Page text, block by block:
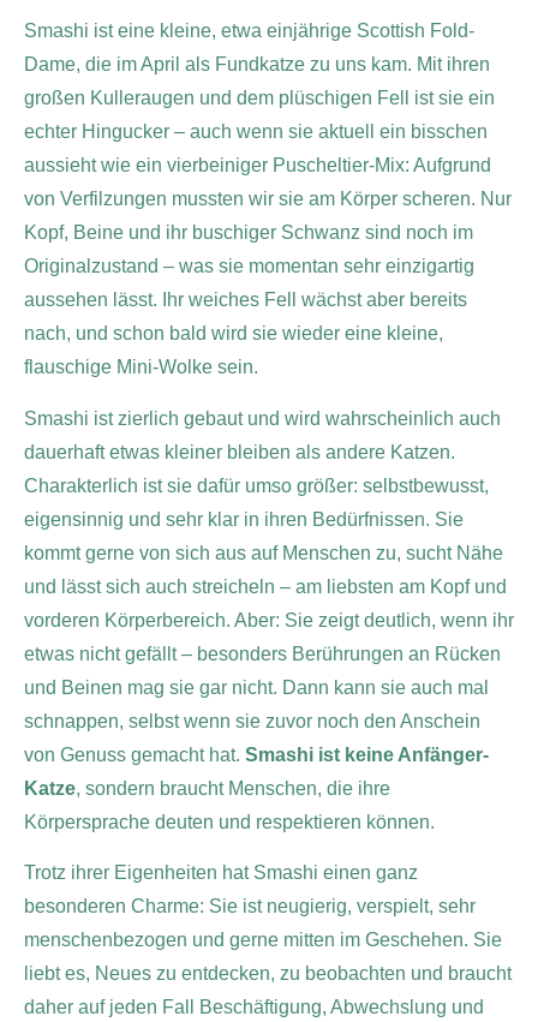
Smashi ist eine kleine, etwa einjährige Scottish Fold-
Dame, die im April als Fundkatze zu uns kam. Mit ihren
großen Kulleraugen und dem plüschigen Fell ist sie ein
echter Hingucker – auch wenn sie aktuell ein bisschen
aussieht wie ein vierbeiniger Puscheltier-Mix: Aufgrund
von Verfilzungen mussten wir sie am Körper scheren. Nur
Kopf, Beine und ihr buschiger Schwanz sind noch im
Originalzustand – was sie momentan sehr einzigartig
aussehen lässt. Ihr weiches Fell wächst aber bereits
nach, und schon bald wird sie wieder eine kleine,
flauschige Mini-Wolke sein.
Smashi ist zierlich gebaut und wird wahrscheinlich auch
dauerhaft etwas kleiner bleiben als andere Katzen.
Charakterlich ist sie dafür umso größer: selbstbewusst,
eigensinnig und sehr klar in ihren Bedürfnissen. Sie
kommt gerne von sich aus auf Menschen zu, sucht Nähe
und lässt sich auch streicheln – am liebsten am Kopf und
vorderen Körperbereich. Aber: Sie zeigt deutlich, wenn ihr
etwas nicht gefällt – besonders Berührungen an Rücken
und Beinen mag sie gar nicht. Dann kann sie auch mal
schnappen, selbst wenn sie zuvor noch den Anschein
von Genuss gemacht hat. Smashi ist keine Anfänger-
Katze, sondern braucht Menschen, die ihre
Körpersprache deuten und respektieren können.
Trotz ihrer Eigenheiten hat Smashi einen ganz
besonderen Charme: Sie ist neugierig, verspielt, sehr
menschenbezogen und gerne mitten im Geschehen. Sie
liebt es, Neues zu entdecken, zu beobachten und braucht
daher auf jeden Fall Beschäftigung, Abwechslung und